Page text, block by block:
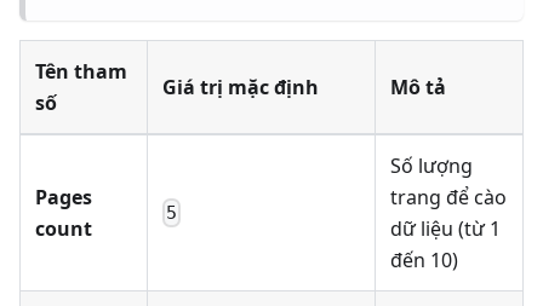
Tên tham
số
Giá trị mặc định Mô tả
Pages
count
5
Số lượng
trang để cào
dữ liệu (từ 1
đến 10)